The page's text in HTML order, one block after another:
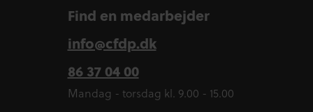
Find en medarbejder
info@cfdp.dk
86 37 04 00
Mandag - torsdag kl. 9.00 - 15.00